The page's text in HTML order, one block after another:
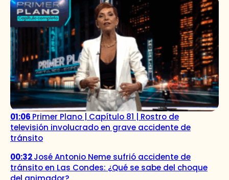
01:06 Primer Plano | Capítulo 81 | Rostro de
televisión involucrado en grave accidente de
tránsito
00:32José Antonio Neme sufrió accidente de
tránsito en Las Condes: ¿Qué se sabe del choque